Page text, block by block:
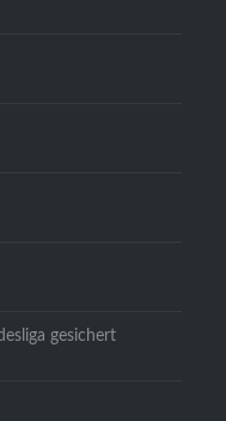
gesichert